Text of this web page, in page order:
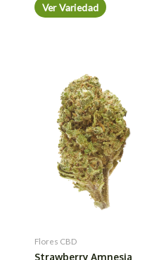
Ver Variedad
Flores CBD
Strawberry Amnesia